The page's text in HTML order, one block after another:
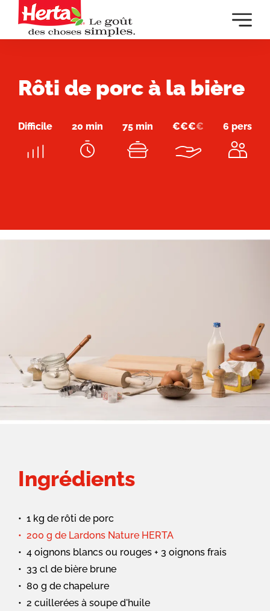
Rôti de porc à la bière
Difficile 20 min 75 min €€€€ 6 pers
Ingrédients
1 kg de rôti de porc
200 g de Lardons Nature HERTA
4 oignons blancs ou rouges + 3 oignons frais
33 cl de bière brune
80 g de chapelure
2 cuillerées à soupe d'huile